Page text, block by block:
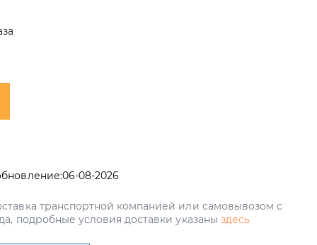
06-08-2026
транспортной компанией или самовывозом с
подробные условия доставки указаны здесь